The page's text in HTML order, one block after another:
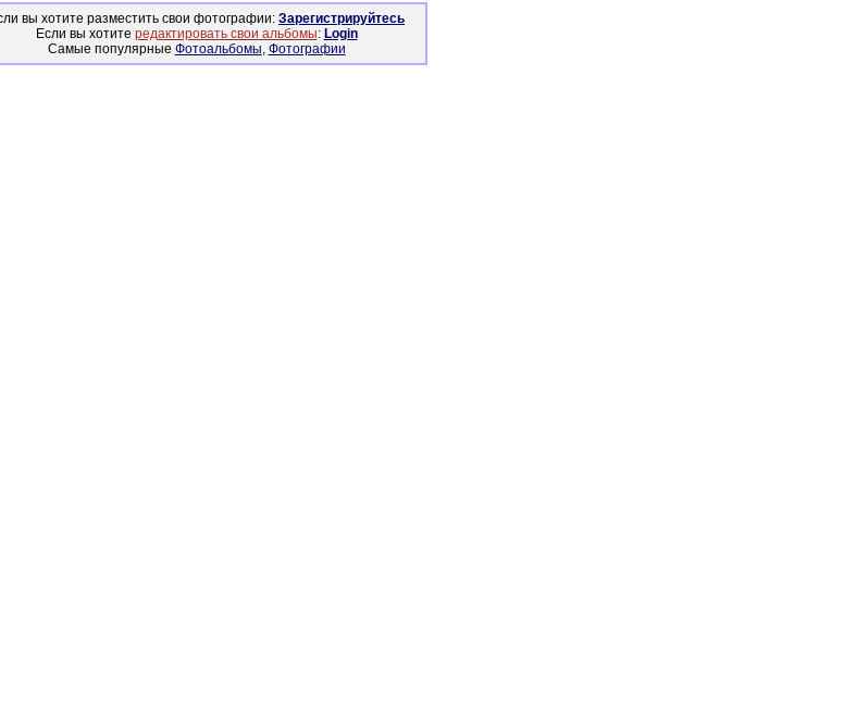
вы хотите разместить свои фотографии: Зарегистрируйтесь
Если вы хотите редактировать свои альбомы: Login
Самые популярные Фотоальбомы, Фотографии